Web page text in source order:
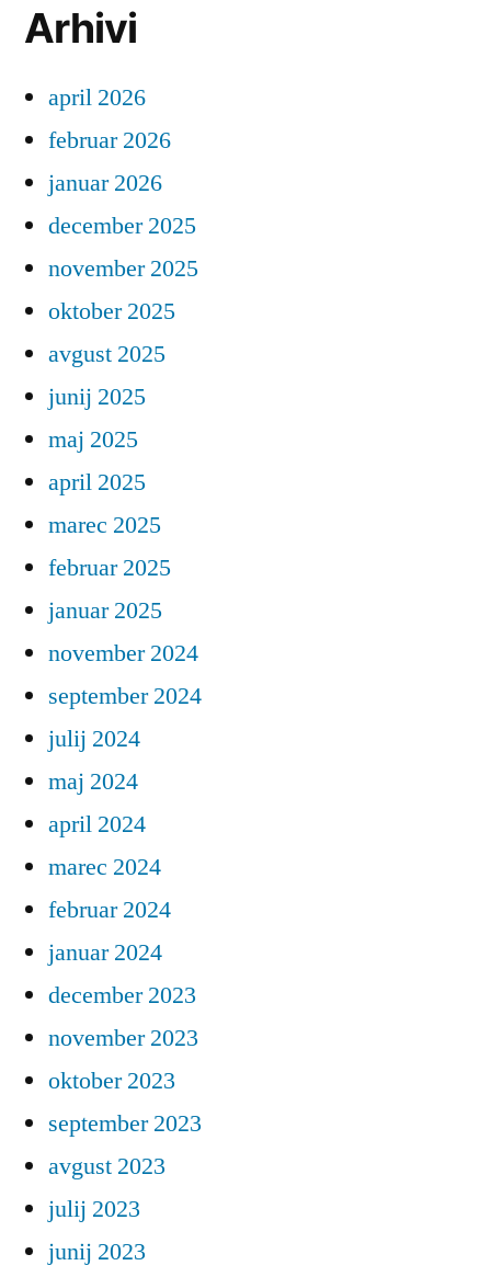
Arhivi
april 2026
februar 2026
januar 2026
december 2025
november 2025
oktober 2025
avgust 2025
junij 2025
maj 2025
april 2025
marec 2025
februar 2025
januar 2025
november 2024
september 2024
julij 2024
maj 2024
april 2024
marec 2024
februar 2024
januar 2024
december 2023
november 2023
oktober 2023
september 2023
avgust 2023
julij 2023
junij 2023